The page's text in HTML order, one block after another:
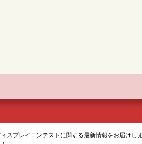
スプレイコンテストに関する最新情報をお届けしま